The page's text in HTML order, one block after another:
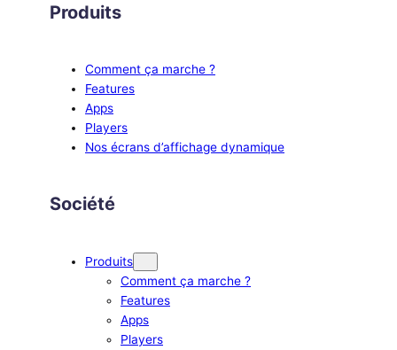
Produits
Comment ça marche ?
Features
Apps
Players
Nos écrans d’affichage dynamique
Société
Produits
Comment ça marche ?
Features
Apps
Players